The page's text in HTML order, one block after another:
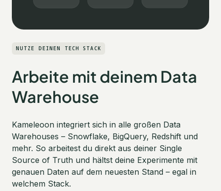
NUTZE DEINEN TECH STACK
Arbeite mit deinem Data
Warehouse
Kameleoon integriert sich in alle großen Data
Warehouses – Snowflake, BigQuery, Redshift und
mehr. So arbeitest du direkt aus deiner Single
Source of Truth und hältst deine Experimente mit
genauen Daten auf dem neuesten Stand – egal in
welchem Stack.